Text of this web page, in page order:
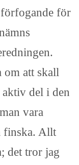
för
om att skall
aktiv del i den
vara
finska. Allt
det tror jag